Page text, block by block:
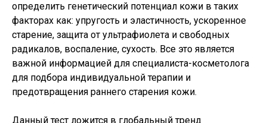
определить генетический потенциал кожи в таких
факторах как: упругость и эластичность, ускоренное
старение, защита от ультрафиолета и свободных
радикалов, воспаление, сухость. Все это является
важной информацией для специалиста-косметолога
для подбора индивидуальной терапии и
предотвращения раннего старения кожи.
Данный тест ложится в глобальный тренд